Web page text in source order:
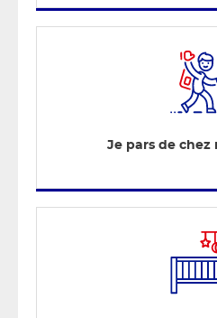
Je pars de chez